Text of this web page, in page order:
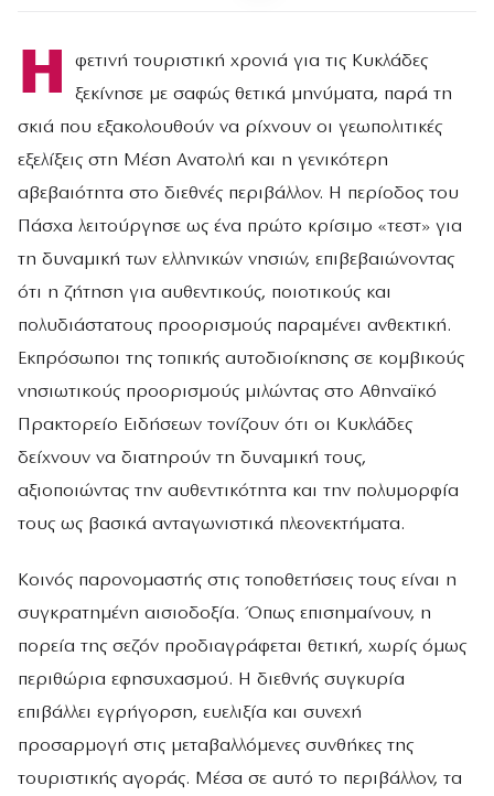
Η
φετινή τουριστική χρονιά για τις Κυκλάδες
ξεκίνησε με σαφώς θετικά μηνύματα, παρά τη
σκιά που εξακολουθούν να ρίχνουν οι γεωπολιτικές
εξελίξεις στη Μέση Ανατολή και η γενικότερη
αβεβαιότητα στο διεθνές περιβάλλον. Η περίοδος του
Πάσχα λειτούργησε ως ένα πρώτο κρίσιμο «τεστ» για
τη δυναμική των ελληνικών νησιών, επιβεβαιώνοντας
ότι η ζήτηση για αυθεντικούς, ποιοτικούς και
πολυδιάστατους προορισμούς παραμένει ανθεκτική.
Εκπρόσωποι της τοπικής αυτοδιοίκησης σε κομβικούς
νησιωτικούς προορισμούς μιλώντας στο Αθηναϊκό
Πρακτορείο Ειδήσεων τονίζουν ότι οι Κυκλάδες
δείχνουν να διατηρούν τη δυναμική τους,
αξιοποιώντας την αυθεντικότητα και την πολυμορφία
τους ως βασικά ανταγωνιστικά πλεονεκτήματα.
Κοινός παρονομαστής στις τοποθετήσεις τους είναι η
συγκρατημένη αισιοδοξία. Όπως επισημαίνουν, η
πορεία της σεζόν προδιαγράφεται θετική, χωρίς όμως
περιθώρια εφησυχασμού. Η διεθνής συγκυρία
επιβάλλει εγρήγορση, ευελιξία και συνεχή
προσαρμογή στις μεταβαλλόμενες συνθήκες της
τουριστικής αγοράς. Μέσα σε αυτό το περιβάλλον, τα